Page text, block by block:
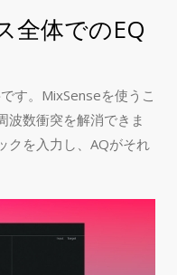
全体でのEQ
す。MixSenseを使うこ
波数衝突を解消できま
クを入力し、AQがそれ